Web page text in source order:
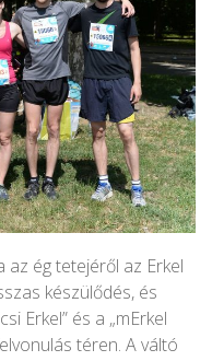
az ég tetejéről az Erkel
készülődés, és
Erkel” és a „mErkel
téren. A váltó